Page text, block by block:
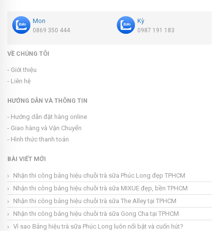
Mon
0869 350 444
Kỳ
0987 191 183
VỀ CHÚNG TÔI
- Giới thiệu
- Liên hệ
HƯỚNG DẪN VÀ THÔNG TIN
- Hướng dẫn đặt hàng online
- Giao hàng và Vận Chuyển
- Hình thức thanh toán
BÀI VIẾT MỚI
Nhận thi công bảng hiệu chuỗi trà sữa Phúc Long đẹp TPHCM
Nhận thi công bảng hiệu chuỗi trà sữa MIXUE đẹp, bền TPHCM
Nhận thi công bảng hiệu chuỗi trà sữa The Alley tại TPHCM
Nhận thi công bảng hiệu chuỗi trà sữa Gong Cha tại TPHCM
Vì sao Bảng hiệu trà sữa Phúc Long luôn nổi bật và cuốn hút?